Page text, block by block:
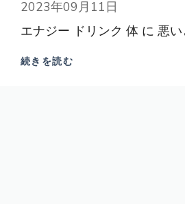
2023年09月11日
エナジー ドリンク 体 に 悪い
続きを読む